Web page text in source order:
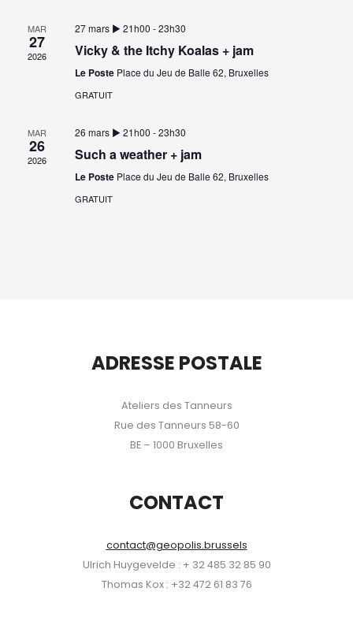
MAR
27
2026
27 mars ▶︎ 21h00 -23h30
Vicky & the Itchy Koalas + jam
Le Poste Place du Jeu de Balle 62, Bruxelles
GRATUIT
MAR
26
2026
26 mars ▶︎ 21h00 -23h30
Such a weather + jam
Le Poste Place du Jeu de Balle 62, Bruxelles
GRATUIT
ADRESSE POSTALE
Ateliers des Tanneurs
Rue des Tanneurs 58-60
BE – 1000 Bruxelles
CONTACT
contact@geopolis.brussels
Ulrich Huygevelde : + 32 485 32 85 90
Thomas Kox : +32 472 61 83 76